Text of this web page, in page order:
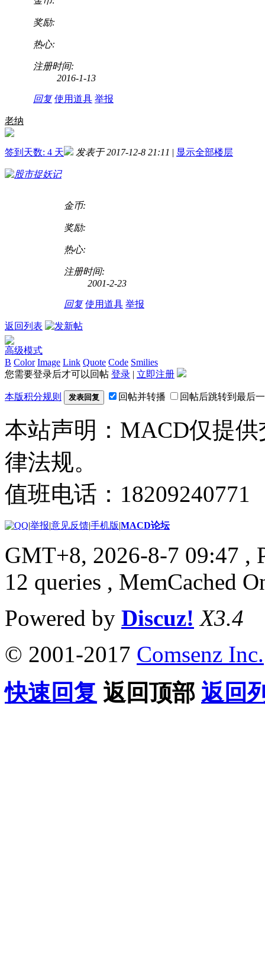
奖励:
热心:
注册时间:
2016-1-13
回复 使用道具 举报
老纳
签到天数: 4 天 发表于 2017-12-8 21:11 | 显示全部楼层
金币:
奖励:
热心:
注册时间:
2001-2-23
回复 使用道具 举报
返回列表
高级模式
B Color Image Link Quote Code Smilies
您需要登录后才可以回帖 登录 | 立即注册
本版积分规则 发表回复 回帖并转播 回帖后跳转到最后
本站声明：MACD仅提
律法规。
值班电话：
|举报|意见反馈|手机版|MACD论坛
GMT+8, 2026-8-7 09:47 ,
12 queries , MemCached
Powered by Discuz! X3.4
© 2001-2017 Comsenz Inc.
快速回复 返回顶部 返回